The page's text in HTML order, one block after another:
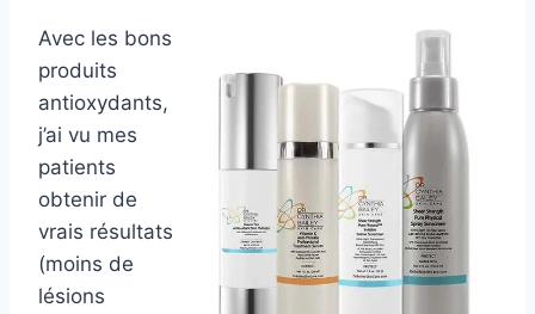
Avec les bons
produits
antioxydants,
j’ai vu mes
patients
obtenir de
vrais résultats
(moins de
lésions